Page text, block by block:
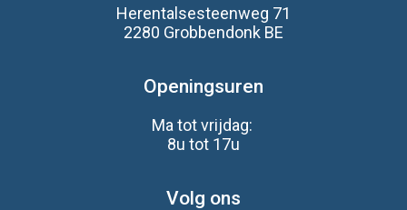
Herentalsesteenweg 71
2280 Grobbendonk BE
Openingsuren
Ma tot vrijdag:
8u tot 17u
Volg ons